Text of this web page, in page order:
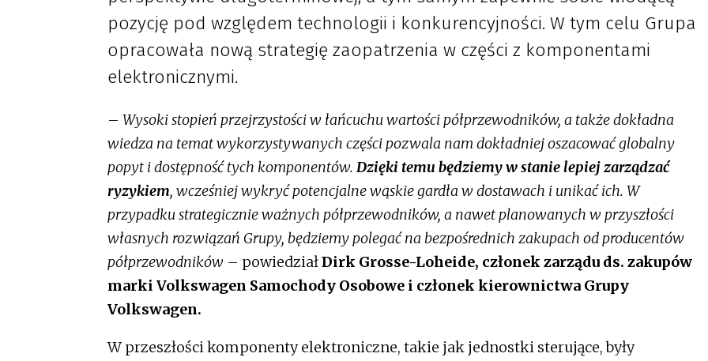
pozycję pod względem technologii i konkurencyjności. W tym celu Grupa
opracowała nową strategię zaopatrzenia w części z komponentami
elektronicznymi.
– Wysoki stopień przejrzystości w łańcuchu wartości półprzewodników, a także dokładna
wiedza na temat wykorzystywanych części pozwala nam dokładniej oszacować globalny
popyt i dostępność tych komponentów. Dzięki temu będziemy w stanie lepiej zarządzać
ryzykiem, wcześniej wykryć potencjalne wąskie gardła w dostawach i unikać ich. W
przypadku strategicznie ważnych półprzewodników, a nawet planowanych w przyszłości
własnych rozwiązań Grupy, będziemy polegać na bezpośrednich zakupach od producentów
półprzewodników – powiedziałDirk Grosse-Loheide, członek zarządu ds. zakupów
marki Volkswagen Samochody Osobowe i członek kierownictwa Grupy
Volkswagen.
W przeszłości komponenty elektroniczne, takie jak jednostki sterujące, były